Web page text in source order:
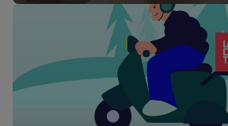
Посмотреть